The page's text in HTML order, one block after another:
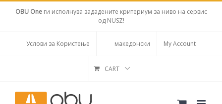
OBU Oneги исполнува зададените критериум за ниво на сервис
од NUSZ!
Услови за Користење македонски My Account
CART